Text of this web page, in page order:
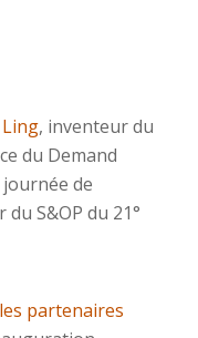
, inventeur du
du Demand
de
S&OP du 21°
les partenaires